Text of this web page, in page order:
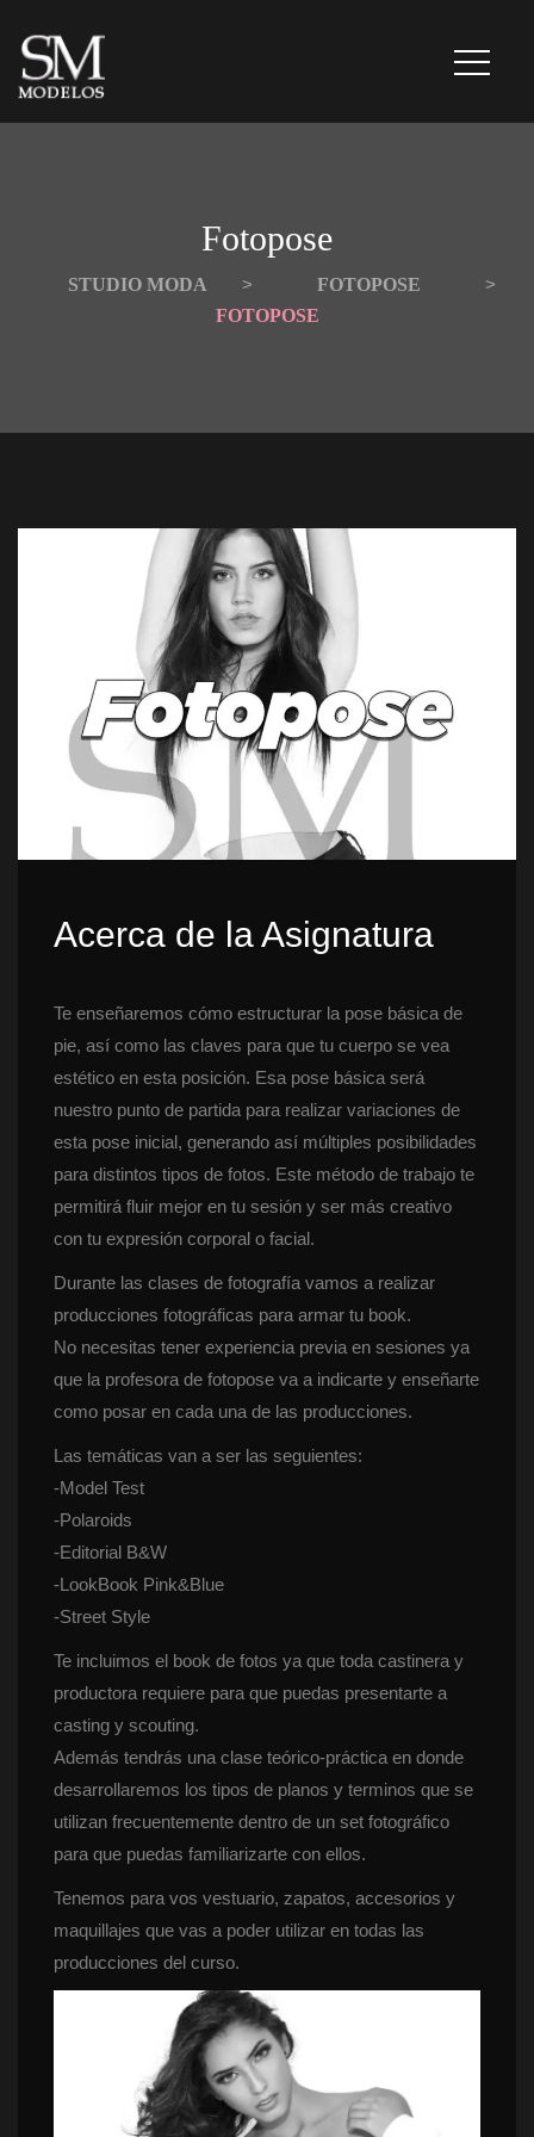
Fotopose
STUDIO MODA > FOTOPOSE
>
FOTOPOSE
Acerca de la Asignatura
Te enseñaremos cómo estructurar la pose básica de
pie, así como las claves para que tu cuerpo se vea
estético en esta posición. Esa pose básica será
nuestro punto de partida para realizar variaciones de
esta pose inicial, generando así múltiples posibilidades
para distintos tipos de fotos. Este método de trabajo te
permitirá fluir mejor en tu sesión y ser más creativo
con tu expresión corporal o facial.
Durante las clases de fotografía vamos a realizar
producciones fotográficas para armar tu book.
No necesitas tener experiencia previa en sesiones ya
que la profesora de fotopose va a indicarte y enseñarte
como posar en cada una de las producciones.
Las temáticas van a ser las seguientes:
-Model Test
-Polaroid
-Editorial B&W
-LookBook Pink&Blue
-Street Style
Te incluimos el book de fotos ya que toda castinera y
productora requiere para que puedas presentarte a
casting y scouting.
Además tendrás una clase teórico-práctica en donde
desarrollaremos los tipos de planos y terminos que se
utilizan frecuentemente dentro de un set fotográfico
para que puedas familiarizarte con ellos.
Tenemos para vos vestuario, zapatos, accesorios y
maquillajes que vas a poder utilizar en todas las
producciones del curso.